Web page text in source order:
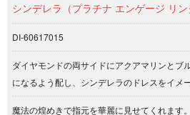
シンデレラ（プラチナ エンゲージ リン
DI-60617015
ダイヤモンドの両サイドにアクアマリンとブ
になるよう配し、シンデレラのドレスをイメ
魔法の煌めきで指元を華麗に見せてくれます。